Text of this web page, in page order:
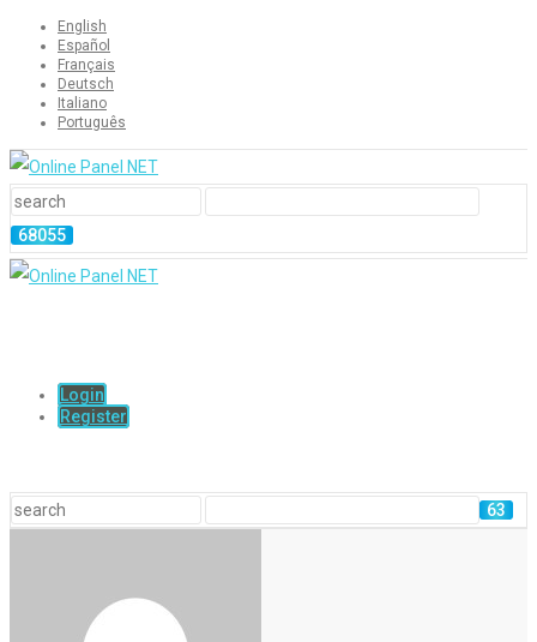
English
Español
Français
Deutsch
Italiano
Português
Login
Register